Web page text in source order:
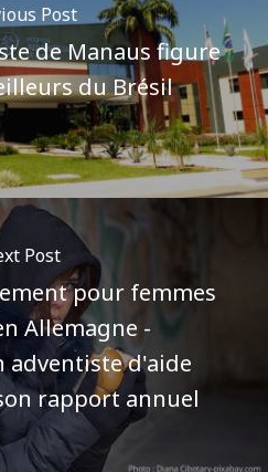
Post
de Manaus figure
du Brésil
Post
pour femmes
Allemagne -
adventiste d'aide
rapport annuel